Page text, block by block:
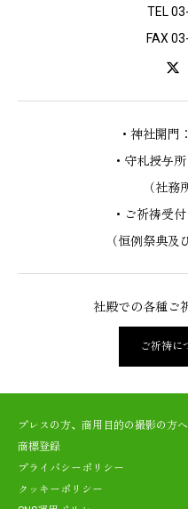
TEL
FAX
・神社開門
・守札授与
（社務
・ご祈祷受
（恒例祭典及
社殿での各種ご
ご祈祷に
プレスの方、商用目的の撮影の方へ
商標登録
プライバシーポリシー
クッキーポリシー